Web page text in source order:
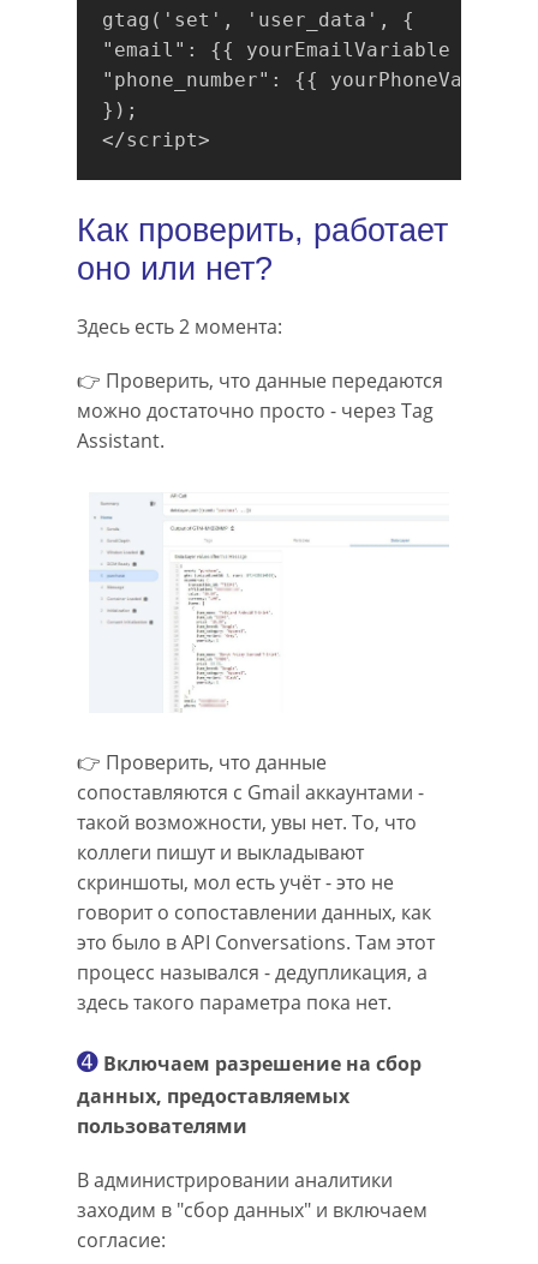
gtag('set', 'user_data', {
"email": {{ yourEmailVariable }},
"phone_number": {{
});
Как проверить, работает
оно или нет?
Здесь есть 2 момента:
👉 Проверить, что данные передаются
можно достаточно просто - через Tag
Assistant.
👉 Проверить, что данные
сопоставляются с Gmail аккаунтами -
такой возможности, увы нет. То, что
коллеги пишут и выкладывают
скриншоты, мол есть учёт - это не
говорит о сопоставлении данных, как
это было в API Conversations. Там этот
процесс назывался - дедупликация, а
здесь такого параметра пока нет.
➍ Включаем разрешение на сбор
данных, предоставляемых
пользователями
В администрировании аналитики
заходим в "сбор данных" и включаем
согласие: